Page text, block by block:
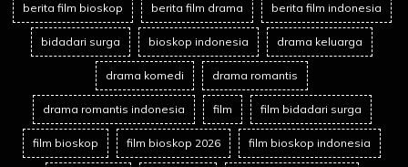
berita film bioskop berita film drama berita film indonesia
bidadari surga bioskop indonesia drama keluarga
drama komedi drama romantis
drama romantis indonesia film film bidadari surga
film bioskop film bioskop 2026 film bioskop indonesia